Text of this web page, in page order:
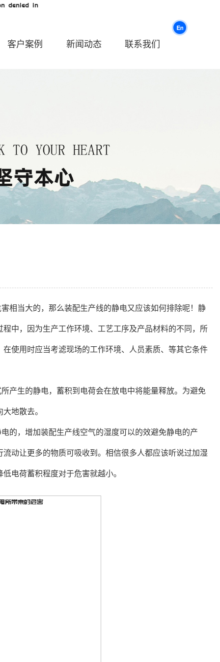
denied in
客户案例 新闻动态 联系我们
相当大的，那么装配生产线的静电又应该如何排除呢！静
中，因为生产工作环境、工艺工序及产品材料的不同，所
使用时应当考滤现场的工作环境、人员素质、等其它条件
产生的静电，蓄积到电荷会在放电中将能量释放。为避免
地散去。
的，增加装配生产线空气的湿度可以的效避免静电的产
动让更多的物质可吸收到。相信很多人都应该听说过加湿
电荷蓄积程度对于危害就越小。